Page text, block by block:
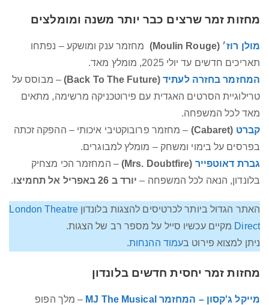
מחזות זמר שרצים כבר יותר משנה ומומלצים
מולן רוז׳ (Moulin Rouge)
מחזמר ענק ומושקע – נפתחו
תאריכים חדשים עד יולי 2025, מומלץ מאד.
המחזמר בחזרה לעתיד(Back To The Future)
– מבוסס על
טרילוגיית הסרטים האגדית עם פירוטכניקה מרשימה, מתאים
מאד לכל המשפחה.
קברט (Cabaret)
– מחזמר פרובוקטיבי איכותי – ההפקה זכתה
בפרסים על בימוי ומשחק – מומלץ למבוגרים.
גברת דאוטפייר (Mrs. Doubtfire)
– המחזמר הכי מצחיק
בלונדון, הנאה לכל המשפחה –יורד ב 26 באפריל אל תחמיצו .
האתר הגדול ביותר לכרטיסים להצגות בלונדוןLondon Theatre
Direct מקיים עכשיו סייל על מספר רב של הצגות.
ניתן למצוא פירוט בעמוד ההנחות.
מחזות זמר יחסית חדשים בלונדון
מייקל ג'קסון – המחזמר MJ The Musical
– מלך הפופ